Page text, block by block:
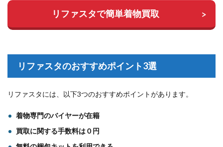
リファスタで簡単着物買取
リファスタのおすすめポイント3選
リファスタには、以下3つのおすすめポイントがあります。
着物専門のバイヤーが在籍
買取に関する手数料は０円